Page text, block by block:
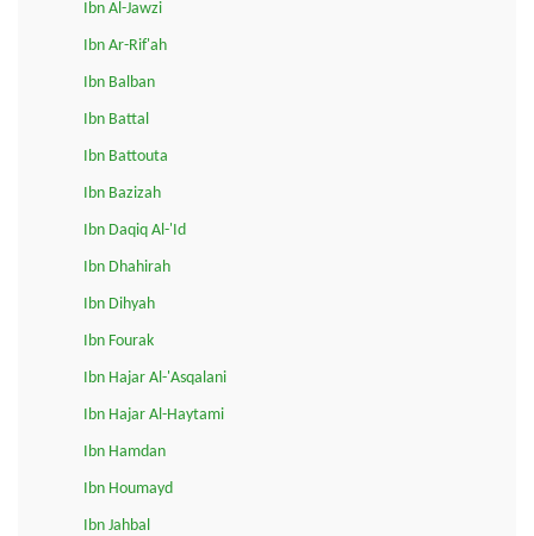
Ibn Al-Jawzi
Ibn Ar-Rif'ah
Ibn Balban
Ibn Battal
Ibn Battouta
Ibn Bazizah
Ibn Daqiq Al-'Id
Ibn Dhahirah
Ibn Dihyah
Ibn Fourak
Ibn Hajar Al-'Asqalani
Ibn Hajar Al-Haytami
Ibn Hamdan
Ibn Houmayd
Ibn Jahbal